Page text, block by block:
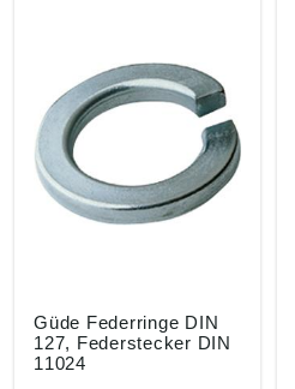
Güde Federringe DIN
127, Federstecker DIN
11024